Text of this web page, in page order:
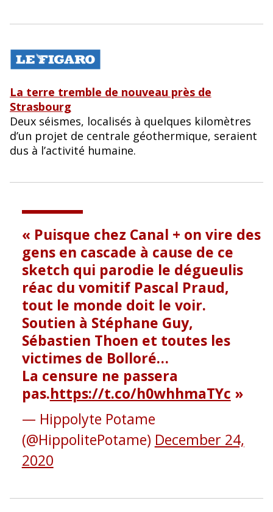
La terre tremble de nouveau près de
Strasbourg
Deux séismes, localisés à quelques kilomètres
d’un projet de centrale géothermique, seraient
dus à l’activité humaine.
Puisque chez Canal + on vire des
gens en cascade à cause de ce
sketch qui parodie le dégueulis
réac du vomitif Pascal Praud,
tout le monde doit le voir.
Soutien à Stéphane Guy,
Sébastien Thoen et toutes les
victimes de Bolloré…
La censure ne passera
pas.https://t.co/h0whhmaTYc
— Hippolyte Potame
(@HippolitePotame) December 24,
2020